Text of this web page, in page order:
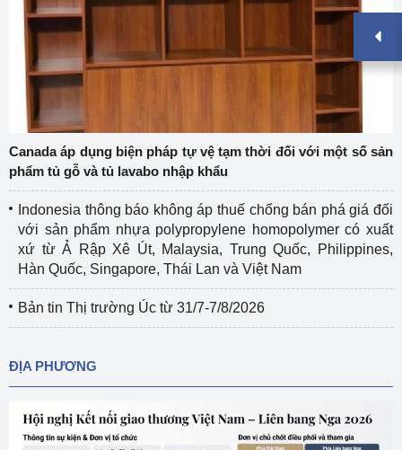
Canada áp dụng biện pháp tự vệ tạm thời đối với một số sản
phẩm tủ gỗ và tủ lavabo nhập khẩu
Indonesia thông báo không áp thuế chống bán phá giá đối
với sản phẩm nhựa polypropylene homopolymer có xuất
xứ từ Ả Rập Xê Út, Malaysia, Trung Quốc, Philippines,
Hàn Quốc, Singapore, Thái Lan và Việt Nam
Bản tin Thị trường Úc từ 31/7-7/8/2026
ĐỊA PHƯƠNG